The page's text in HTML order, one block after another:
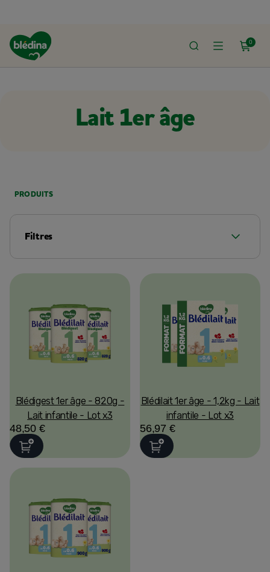
0
ACCUEIL
Lait 1er âge
PRODUITS
Filtres
Blédigest 1er âge - 820g -
Lait infantile - Lot x3
48,50 €
Blédilait 1er âge - 1,2kg - Lait
infantile - Lot x3
56,97 €